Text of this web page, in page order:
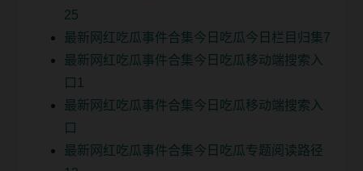
25
最新网红吃瓜事件合集今日吃瓜今日栏目归集7
最新网红吃瓜事件合集今日吃瓜移动端搜索入
口1
最新网红吃瓜事件合集今日吃瓜移动端搜索入
口
最新网红吃瓜事件合集今日吃瓜专题阅读路径